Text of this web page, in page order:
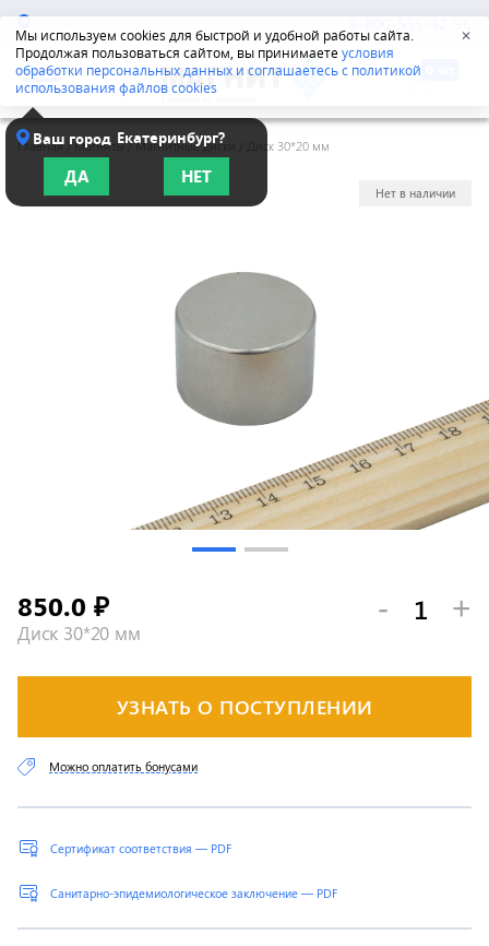
Мы используем cookies для быстрой и удобной работы сайта.
Продолжая пользоваться сайтом, вы принимаетеусловия
обработки персональных данных и соглашаетесь с политикой
использования файлов cookies
✕
Казань 8-800-555-42-96
Ваш город Екатеринбург?
ДА НЕТ
Главная /Магниты/Магнитные диски Диск 30*20 мм
Нет в наличии
Диск 30*20 мм
850.0 ₽ - +
УЗНАТЬ О ПОСТУПЛЕНИИ
Сертификат соответствия — PDF
Санитарно-эпидемиологическое заключение — PDF
Можно оплатить бонусами